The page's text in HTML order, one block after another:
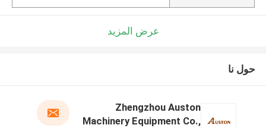
عرض المزيد
حول نا
Zhengzhou Auston
Machinery Equipment Co.,